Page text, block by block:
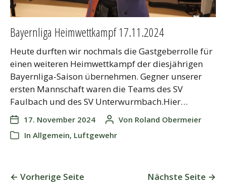
Bayernliga Heimwettkampf 17.11.2024
Heute durften wir nochmals die Gastgeberrolle für
einen weiteren Heimwettkampf der diesjährigen
Bayernliga-Saison übernehmen. Gegner unserer
ersten Mannschaft waren die Teams des SV
Faulbach und des SV Unterwurmbach.Hier…
17. November 2024 Von Roland Obermeier
In Allgemein, Luftgewehr
← Vorherige Seite Nächste Seite →